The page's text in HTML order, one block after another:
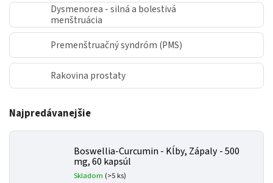
Dysmenorea - silná a bolestivá
menštruácia
Premenštruačný syndróm (PMS)
Rakovina prostaty
Najpredávanejšie
Boswellia-Curcumin - Kĺby, Zápaly - 500
mg, 60 kapsúl
Skladom (>5 ks)